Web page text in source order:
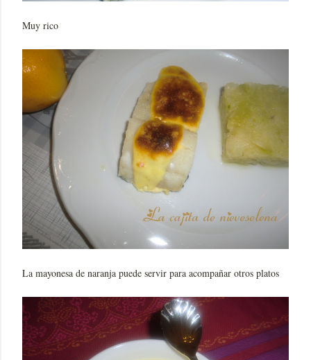
Muy rico
La mayonesa de naranja puede servir para acompañar otros platos